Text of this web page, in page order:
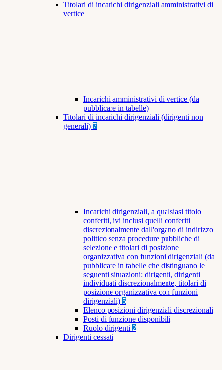
Titolari di incarichi dirigenziali amministrativi di
vertice
Incarichi amministrativi di vertice (da
pubblicare in tabelle)
Titolari di incarichi dirigenziali (dirigenti non
generali) 7
Incarichi dirigenziali, a qualsiasi titolo
conferiti, ivi inclusi quelli conferiti
discrezionalmente dall'organo di indirizzo
politico senza procedure pubbliche di
selezione e titolari di posizione
organizzativa con funzioni dirigenziali (da
pubblicare in tabelle che distinguano le
seguenti situazioni: dirigenti, dirigenti
individuati discrezionalmente, titolari di
posizione organizzativa con funzioni
dirigenziali) 5
Elenco posizioni dirigenziali discrezionali
Posti di funzione disponibili
Ruolo dirigenti 2
Dirigenti cessati